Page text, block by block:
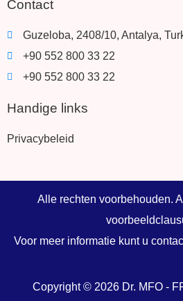
Contact
Guzeloba, 2408/10, Antalya,
+90 552 800 33 22
+90 552 800 33 22
Handige links
Privacybeleid
Alle rechten voorbehouden.
Voor meer informatie kunt u
Copyright © 2026 Dr. MFO -